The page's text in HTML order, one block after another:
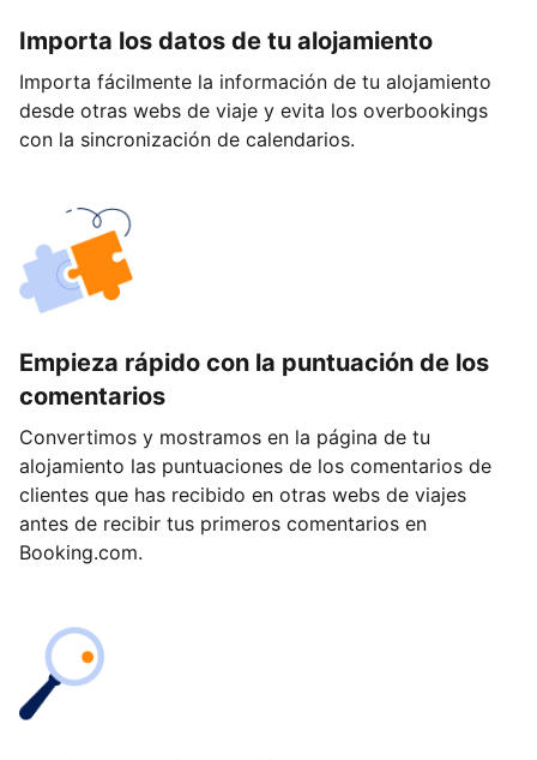
Importa los datos de tu alojamiento
Importa fácilmente la información de tu alojamiento
desde otras webs de viaje y evita los overbookings
con la sincronización de calendarios.
Empieza rápido con la puntuación de los
comentarios
Convertimos y mostramos en la página de tu
alojamiento las puntuaciones de los comentarios de
clientes que has recibido en otras webs de viajes
antes de recibir tus primeros comentarios en
Booking.com.